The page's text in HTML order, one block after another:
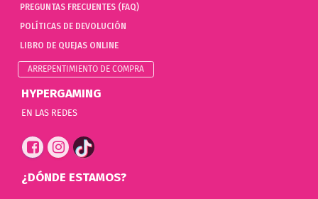
PREGUNTAS FRECUENTES (FAQ)
POLÍTICAS DE DEVOLUCIÓN
LIBRO DE QUEJAS ONLINE
ARREPENTIMIENTO DE COMPRA
HYPERGAMING
EN LAS REDES
¿DÓNDE ESTAMOS?